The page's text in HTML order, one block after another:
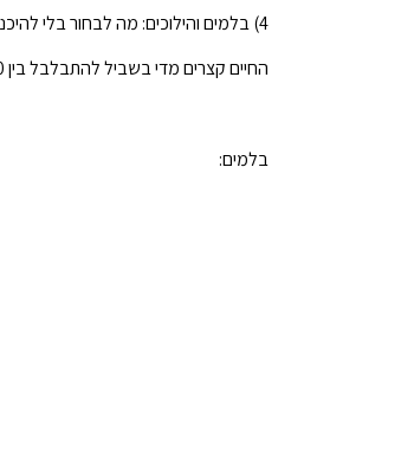
4) בלמים והילוכים: מה לבחור בלי להיכנס ללימודי הנדסה
החיים קצרים מדי בשביל להתבלבל בין 800 שמות של רכיבים.
בלמים: